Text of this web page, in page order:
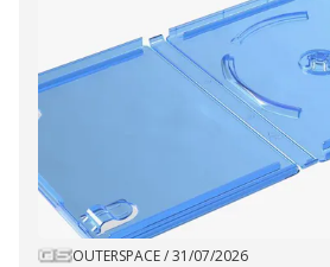
OUTERSPACE/31/07/2026